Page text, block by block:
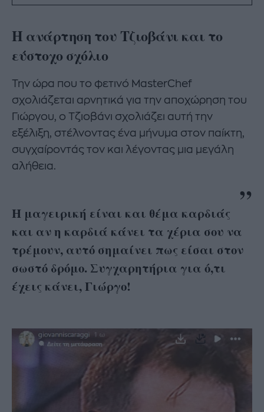
Η ανάρτηση του Τζιοβάνι και το
εύστοχο σχόλιο
Την ώρα που το φετινό MasterChef
σχολιάζεται αρνητικά για την αποχώρηση του
Γιώργου, ο Τζιοβάνι σχολιάζει αυτή την
εξέλιξη, στέλνοντας ένα μήνυμα στον παίκτη,
συγχαίροντάς τον και λέγοντας μια μεγάλη
αλήθεια.
Η μαγειρική είναι και θέμα καρδιάς
και αν η καρδιά κάνει τα χέρια σου να
τρέμουν, αυτό σημαίνει πως είσαι στον
σωστό δρόμο. Συγχαρητήρια για ό,τι
έχεις κάνει, Γιώργο!